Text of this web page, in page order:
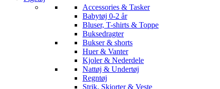
Accessories & Tasker
Babytøj 0-2 år
Bluser, T-shirts & Toppe
Buksedragter
Bukser & shorts
Huer & Vanter
Kjoler & Nederdele
Nattøj & Undertøj
Regntøj
Strik, Skjorter & Veste